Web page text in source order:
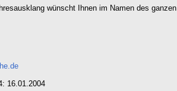
wünscht Ihnen im Namen des ganzen
16.01.2004